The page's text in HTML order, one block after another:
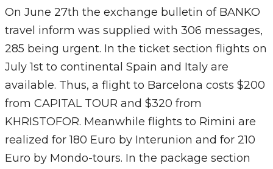
On June 27th the exchange bulletin of BANKO
travel inform was supplied with 306 messages,
285 being urgent. In the ticket section flights on
July 1st to continental Spain and Italy are
available. Thus, a flight to Barcelona costs $200
from CAPITAL TOUR and $320 from
KHRISTOFOR. Meanwhile flights to Rimini are
realized for 180 Euro by Interunion and for 210
Euro by Mondo-tours. In the package section